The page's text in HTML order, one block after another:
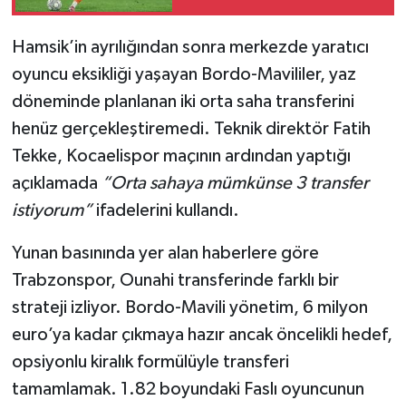
Hamsik’in ayrılığından sonra merkezde yaratıcı
oyuncu eksikliği yaşayan Bordo-Mavililer, yaz
döneminde planlanan iki orta saha transferini
henüz gerçekleştiremedi. Teknik direktör Fatih
Tekke, Kocaelispor maçının ardından yaptığı
açıklamada “Orta sahaya mümkünse 3 transfer
istiyorum”ifadelerini kullandı.
Yunan basınında yer alan haberlere göre
Trabzonspor, Ounahi transferinde farklı bir
strateji izliyor. Bordo-Mavili yönetim, 6 milyon
euro’ya kadar çıkmaya hazır ancak öncelikli hedef,
opsiyonlu kiralık formülüyle transferi
tamamlamak. 1.82 boyundaki Faslı oyuncunun